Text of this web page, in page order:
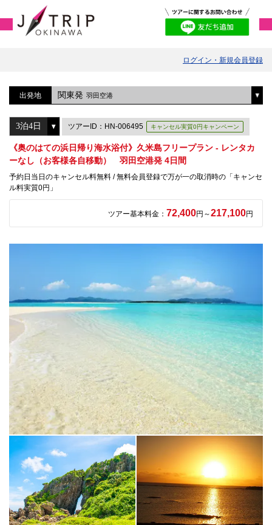
ログイン・新規会員登録
出発地 関東発 羽田空港
ツアーID：HN-006495 キャンセル実質0円キャンペーン
《奥のはての浜日帰り海水浴付》久米島フリープラン - レンタカ
ーなし（お客様各自移動） 羽田空港発 4日間
予約日当日のキャンセル料無料 / 無料会員登録で万が一の取消時の「キャンセ
ル料実質0円」
ツアー基本料金： 72,400円～217,100円